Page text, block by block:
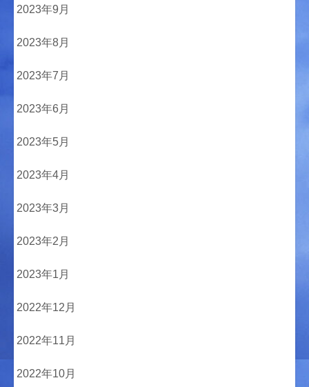
2023年9月
2023年8月
2023年7月
2023年6月
2023年5月
2023年4月
2023年3月
2023年2月
2023年1月
2022年12月
2022年11月
2022年10月